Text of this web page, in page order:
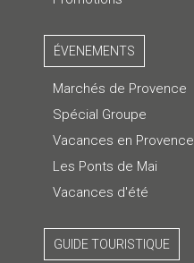
ÉVENEMENTS
Marchés de Provence
Spécial Groupe
Vacances en Provence
Les Ponts de Mai
Vacances d'été
GUIDE TOURISTIQUE